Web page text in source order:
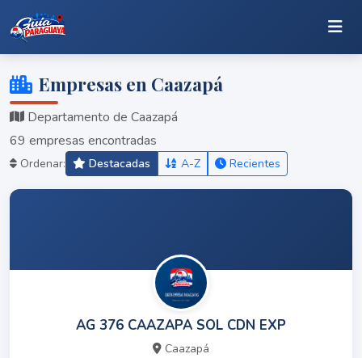
Empresas en Caazapá
Departamento de Caazapá
69 empresas encontradas
Ordenar: Destacadas A-Z Recientes
AG 376 CAAZAPA SOL CDN EXP
Caazapá